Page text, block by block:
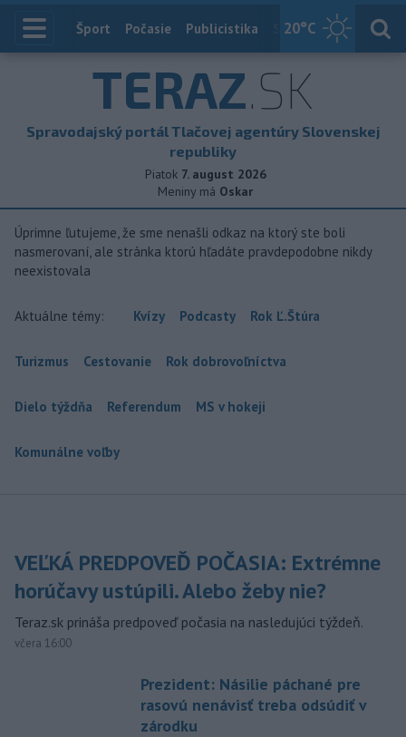
20°C
Index
Šport Počasie Publicistika Slovensko
TERAZ.SK
Spravodajský portál Tlačovej agentúry Slovenskej
republiky
Piatok 7. august 2026
Meniny má Oskar
Úprimne ľutujeme, že sme nenašli odkaz na ktorý ste boli
nasmerovaní, ale stránka ktorú hľadáte pravdepodobne nikdy
neexistovala
Aktuálne témy: Kvízy Podcasty Rok Ľ.Štúra
Turizmus Cestovanie Rok dobrovoľníctva
Dielo týždňa Referendum MS v hokeji
Komunálne voľby
VEĽKÁ PREDPOVEĎ POČASIA: Extrémne
horúčavy ustúpili. Alebo žeby nie?
Teraz.sk prináša predpoveď počasia na nasledujúci týždeň.
včera 16:00
Prezident: Násilie páchané pre
rasovú nenávisť treba odsúdiť v
zárodku